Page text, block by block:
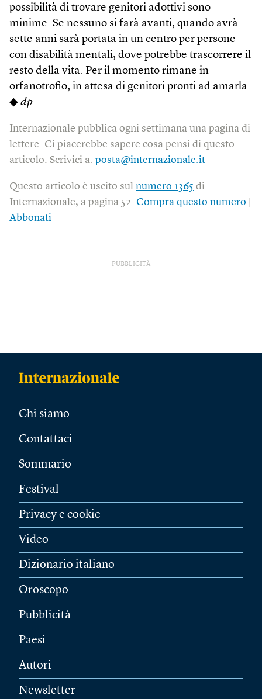
possibilità di trovare genitori adottivi sono
minime. Se nessuno si farà avanti, quando avrà
sette anni sarà portata in un centro per persone
con disabilità mentali, dove potrebbe trascorrere il
resto della vita. Per il momento rimane in
orfanotrofio, in attesa di genitori pronti ad amarla.
◆ dp
Internazionale pubblica ogni settimana una pagina di
lettere. Ci piacerebbe sapere cosa pensi di questo
articolo. Scrivici a: posta@internazionale.it
Questo articolo è uscito sul numero 1365 di
Internazionale, a pagina 52. Compra questo numero
Abbonati
PUBBLICITÀ
Chi siamo
Contattaci
Sommario
Festival
Privacy e cookie
Video
Dizionario italiano
Oroscopo
Pubblicità
Paesi
Autori
Newsletter